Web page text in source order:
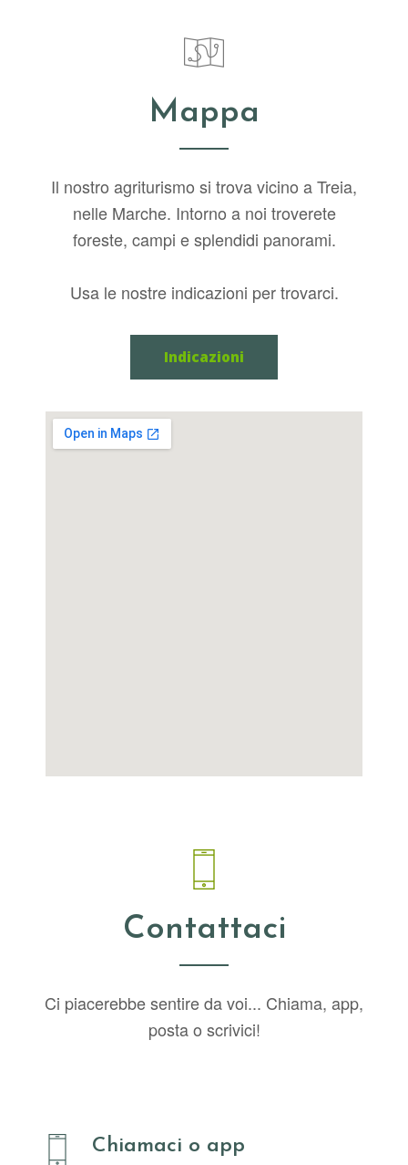
Mappa
Il nostro agriturismo si trova vicino a Treia,
nelle Marche. Intorno a noi troverete
foreste, campi e splendidi panorami.
Usa le nostre indicazioni per trovarci.
Indicazioni
Contattaci
Ci piacerebbe sentire da voi... Chiama, app,
posta o scrivici!
Chiamaci o app